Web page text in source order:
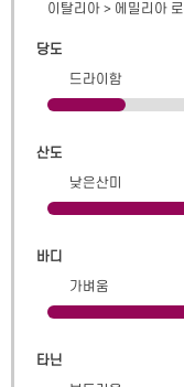
이탈리아 > 에밀리아
당도
드라이함
산도
낮은산미
바디
가벼움
타닌